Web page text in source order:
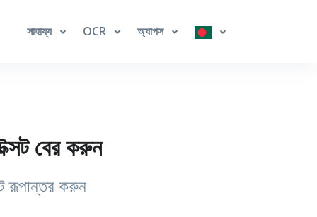
সাহায্য OCR অ্যাপস
বের করুন
রূপান্তর করুন